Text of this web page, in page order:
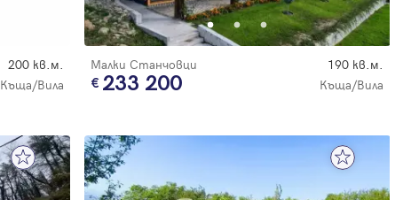
200 кв.м.
Къща/Вила
Малки Станчовци 190 кв.м.
233 200 Къща/Вила